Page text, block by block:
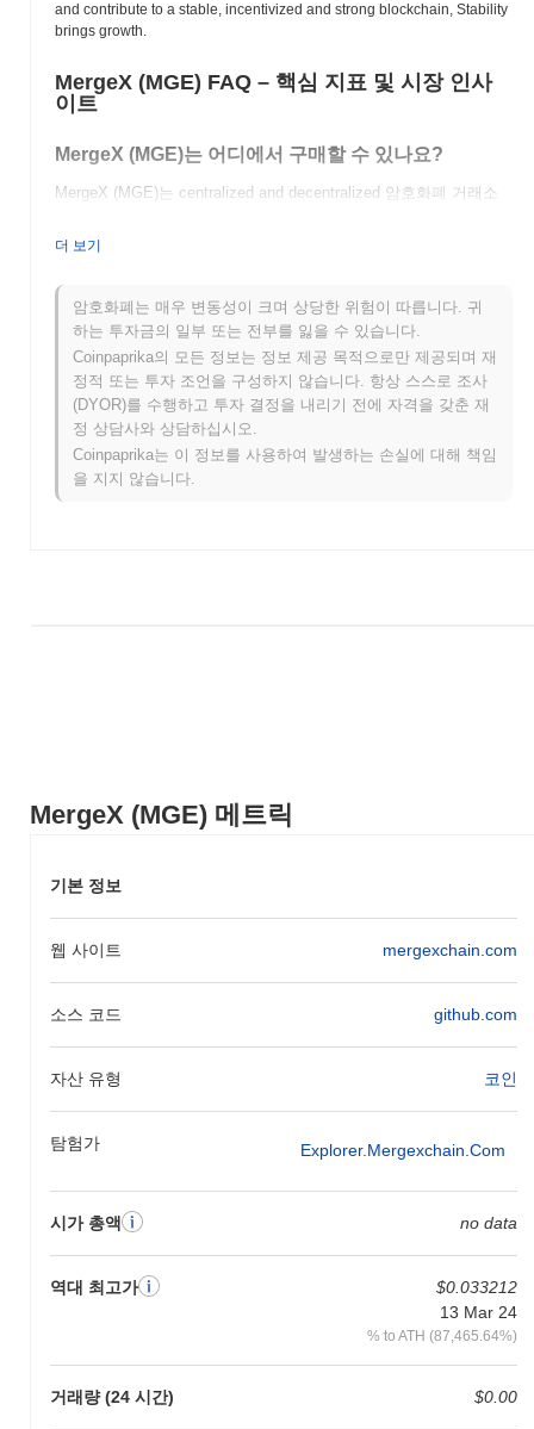
MergeX (MGE) 메트릭
기본 정보
웹 사이트 mergexchain.com
소스 코드 github.com
자산 유형 코인
탐험가 Explorer.mergexchain.com
시가 총액 no data
역대 최고가
$0.033212
13 Mar 24
% to ATH (87,465.64%)
거래량 (24 시간) $0.00
and contribute to a stable, incentivized and strong blockchain, Stability
brings growth.
MergeX (MGE) FAQ – 핵심 지표 및 시장 인사
이트
MergeX (MGE)는 어디에서 구매할 수 있나요?
MergeX (MGE)는 centralized and decentralized 암호화폐 거래소
지난 24시간 동안 MergeX의 거래량은$0.00 .
MergeX의 가격 범위 기록은 무엇인가요?
역대 최고가(ATH):$0.033212
역대 최저가(ATL):$0.00
MergeX는 현재 ATH보다~99.89%낮게 거래되고 있습니다 .
MergeX는 더 넓은 암호화폐 시장과 비교하여 어떤 성
더 보기
암호화폐는 매우 변동성이 크며 상당한 위험이 따릅니다. 귀
하는 투자금의 일부 또는 전부를 잃을 수 있습니다.
Coinpaprika의 모든 정보는 정보 제공 목적으로만 제공되며 재
정적 또는 투자 조언을 구성하지 않습니다. 항상 스스로 조사
(DYOR)를 수행하고 투자 결정을 내리기 전에 자격을 갖춘 재
정 상담사와 상담하십시오.
Coinpaprika는 이 정보를 사용하여 발생하는 손실에 대해 책임
을 지지 않습니다.